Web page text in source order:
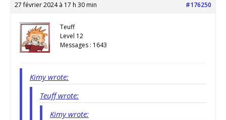
27 février 2024 à 17 h 30 min #176250
Teuff
Level 12
Messages : 1643
Kimy wrote:
Teuff wrote:
Kimy wrote: